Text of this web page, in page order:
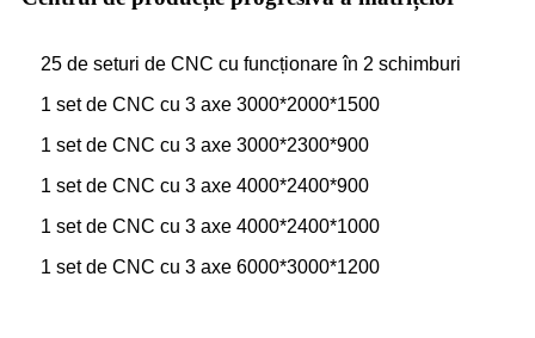
25 de seturi de CNC cu funcționare în 2 schimburi
1 set de CNC cu 3 axe 3000*2000*1500
1 set de CNC cu 3 axe 3000*2300*900
1 set de CNC cu 3 axe 4000*2400*900
1 set de CNC cu 3 axe 4000*2400*1000
1 set de CNC cu 3 axe 6000*3000*1200